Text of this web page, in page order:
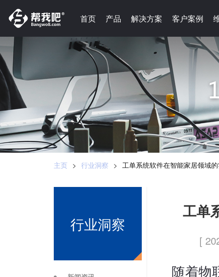
首页 产品 解决方案 客户案例
首页 产品 解决方案 客户案例
主页 > 行业洞察 > 工单系统软件在智能家居领域
行业洞察
工单
[
随着物